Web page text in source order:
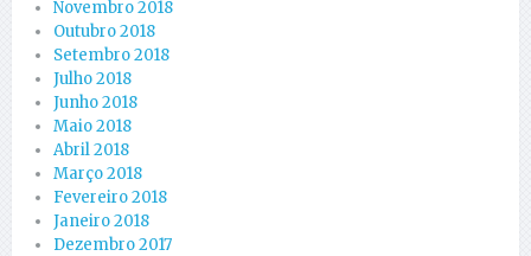
Novembro 2018
Outubro 2018
Setembro 2018
Julho 2018
Junho 2018
Maio 2018
Abril 2018
Março 2018
Fevereiro 2018
Janeiro 2018
Dezembro 2017